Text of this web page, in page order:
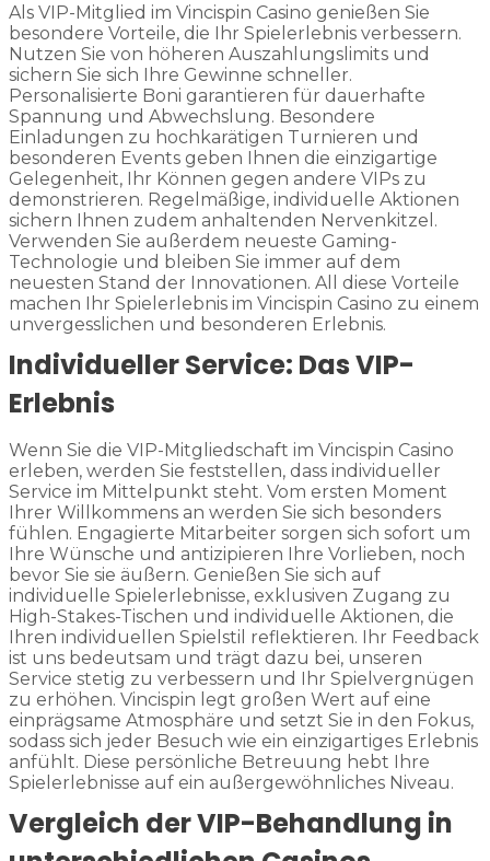
Als VIP-Mitglied im Vincispin Casino genießen Sie
besondere Vorteile, die Ihr Spielerlebnis verbessern.
Nutzen Sie von höheren Auszahlungslimits und
sichern Sie sich Ihre Gewinne schneller.
Personalisierte Boni garantieren für dauerhafte
Spannung und Abwechslung. Besondere
Einladungen zu hochkarätigen Turnieren und
besonderen Events geben Ihnen die einzigartige
Gelegenheit, Ihr Können gegen andere VIPs zu
demonstrieren. Regelmäßige, individuelle Aktionen
sichern Ihnen zudem anhaltenden Nervenkitzel.
Verwenden Sie außerdem neueste Gaming-
Technologie und bleiben Sie immer auf dem
neuesten Stand der Innovationen. All diese Vorteile
machen Ihr Spielerlebnis im Vincispin Casino zu einem
unvergesslichen und besonderen Erlebnis.
Individueller Service: Das VIP-
Erlebnis
Wenn Sie die VIP-Mitgliedschaft im Vincispin Casino
erleben, werden Sie feststellen, dass individueller
Service im Mittelpunkt steht. Vom ersten Moment
Ihrer Willkommens an werden Sie sich besonders
fühlen. Engagierte Mitarbeiter sorgen sich sofort um
Ihre Wünsche und antizipieren Ihre Vorlieben, noch
bevor Sie sie äußern. Genießen Sie sich auf
individuelle Spielerlebnisse, exklusiven Zugang zu
High-Stakes-Tischen und individuelle Aktionen, die
Ihren individuellen Spielstil reflektieren. Ihr Feedback
ist uns bedeutsam und trägt dazu bei, unseren
Service stetig zu verbessern und Ihr Spielvergnügen
zu erhöhen. Vincispin legt großen Wert auf eine
einprägsame Atmosphäre und setzt Sie in den Fokus,
sodass sich jeder Besuch wie ein einzigartiges Erlebnis
anfühlt. Diese persönliche Betreuung hebt Ihre
Spielerlebnisse auf ein außergewöhnliches Niveau.
Vergleich der VIP-Behandlung in